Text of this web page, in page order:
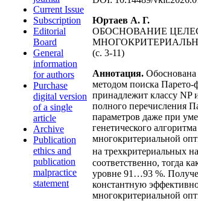
Current Issue
Subscription
Editorial
Board
General
information
for authors
Purchase
digital version
of a single
article
Archive
Publication
ethics and
publication
malpractice
statement
Юртаев А. Г.
ОБОСНОВАНИЕ
(с. 3-11)
Аннотация. Обоснована
методом поиска Парето-
принадлежит классу NP
полного перечисления
параметров даже при
генетического
многокритериальной
на трехкритериальных
соответственно, тогда
уровне 91…93 %.
константную
многокритериальной